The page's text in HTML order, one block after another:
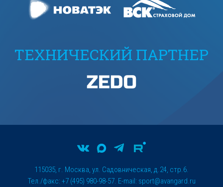
ТЕХНИЧЕСКИЙ ПАРТНЕР
115035, г. Москва, ул. Садовническая, д.24, стр.6.
Тел./факс: +7 (495) 980-98-57. E-mail: sport@avangard.ru